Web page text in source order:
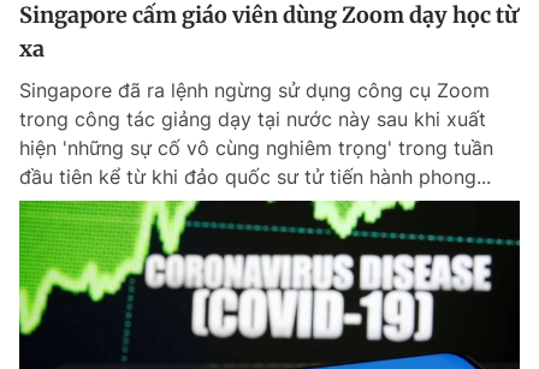
Singapore cấm giáo viên dùng Zoom dạy học từ
xa
Singapore đã ra lệnh ngừng sử dụng công cụ Zoom
trong công tác giảng dạy tại nước này sau khi xuất
hiện 'những sự cố vô cùng nghiêm trọng' trong tuần
đầu tiên kể từ khi đảo quốc sư tử tiến hành phong...